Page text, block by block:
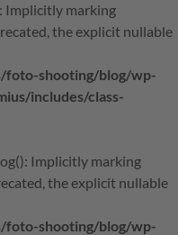
Implicitly marking
the explicit nullable
foto-shooting/blog/wp-
includes/class-
Implicitly marking
the explicit nullable
foto-shooting/blog/wp-